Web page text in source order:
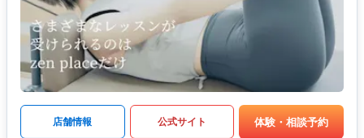
店舗情報 公式サイト 体験・相談予約